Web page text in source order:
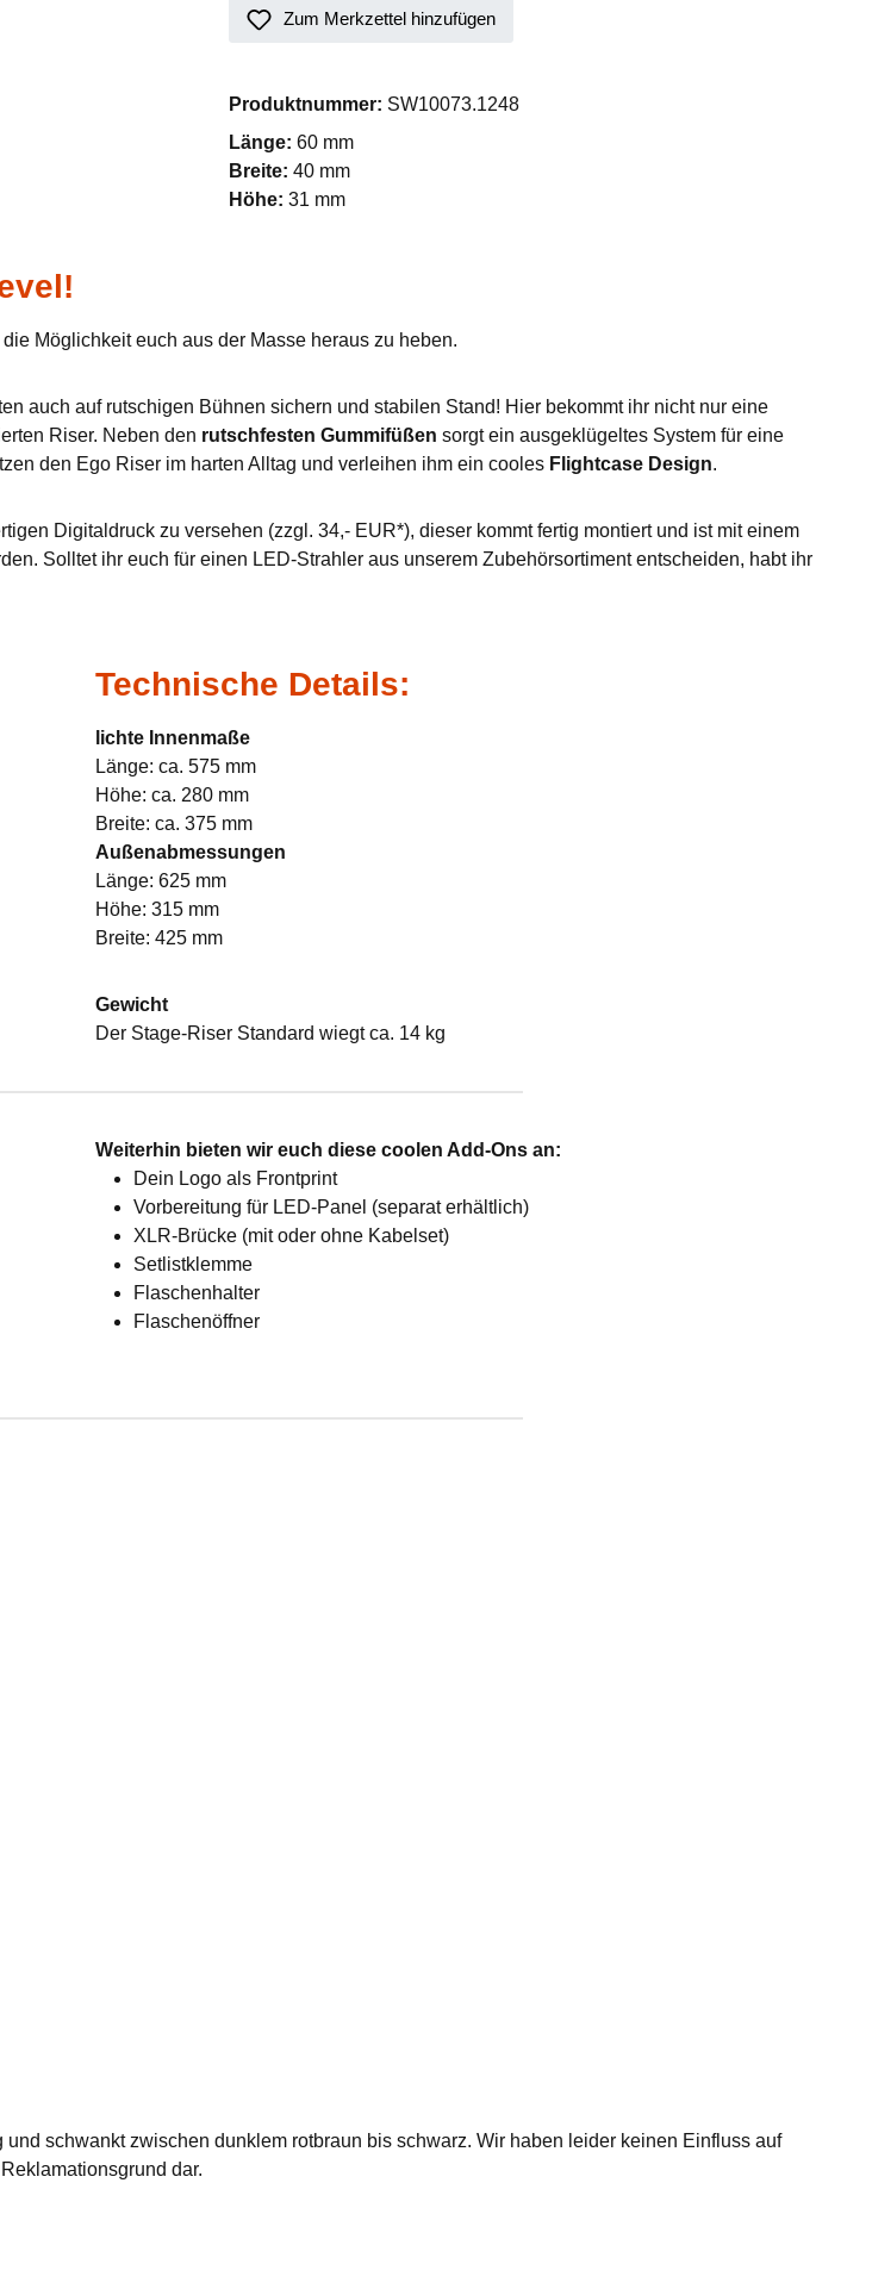
Zum Merkzettel hinzufügen
Produktnummer: SW10073.1248
Länge: 60 mm
Breite: 40 mm
Höhe: 31 mm
Möglichkeit euch aus der Masse heraus zu heben.
auch auf rutschigen Bühnen sichern und stabilen Stand! Hier bekommt ihr nicht nur eine
Riser. Neben den rutschfesten Gummifüßen sorgt ein ausgeklügeltes System für eine
den Ego Riser im harten Alltag und verleihen ihm ein cooles Flightcase Design.
Digitaldruck zu versehen (zzgl. 34,- EUR*), dieser kommt fertig montiert und ist mit einem
Solltet ihr euch für einen LED-Strahler aus unserem Zubehörsortiment entscheiden, habt ihr
Technische Details:
lichte Innenmaße
Länge: ca. 575 mm
Höhe: ca. 280 mm
Breite: ca. 375 mm
Außenabmessungen
Länge: 625 mm
Höhe: 315 mm
Breite: 425 mm
Gewicht
Der Stage-Riser Standard wiegt ca. 14 kg
Weiterhin bieten wir euch diese coolen Add-Ons an:
Dein Logo als Frontprint
Vorbereitung für LED-Panel (separat erhältlich)
XLR-Brücke (mit oder ohne Kabelset)
Setlistklemme
Flaschenhalter
Flaschenöffner
schwankt zwischen dunklem rotbraun bis schwarz. Wir haben leider keinen Einfluss auf
dar.